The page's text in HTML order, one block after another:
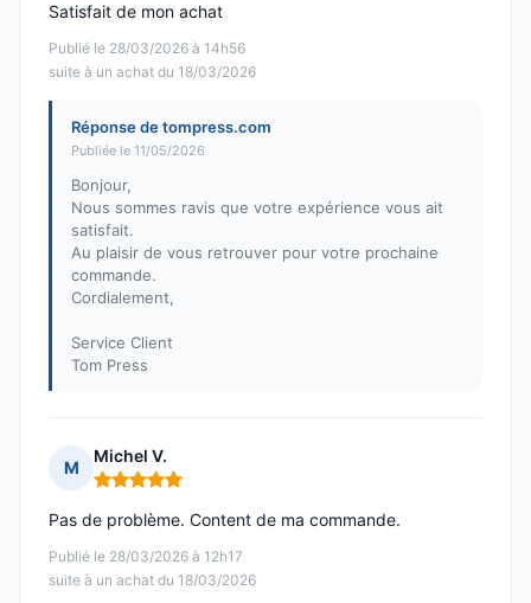
Publié le 28/03/2026 à 14h56
suite à un achat du 18/03/2026
Satisfait de mon achat
Réponse de tompress.com
Publiée le 11/05/2026
Bonjour,
Nous sommes ravis que votre expérience vous ait
satisfait.
Au plaisir de vous retrouver pour votre prochaine
commande.
Cordialement,
Service Client
Tom Press
M
Michel V.
Note : 5 sur 5
Publié le 28/03/2026 à 12h17
suite à un achat du 18/03/2026
Pas de problème. Content de ma commande.